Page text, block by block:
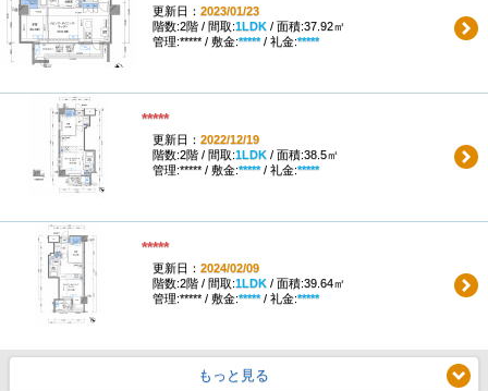
更新日： 2023/01/23
階数:2階 / 間取:1LDK/ 面積:37.92㎡
管理:***** / 敷金:*****/ 礼金:*****
*****
更新日： 2022/12/19
階数:2階 / 間取:1LDK/ 面積:38.5㎡
管理:***** / 敷金:*****/ 礼金:*****
*****
更新日： 2024/02/09
階数:2階 / 間取:1LDK/ 面積:39.64㎡
管理:***** / 敷金:*****/ 礼金:*****
もっと見る